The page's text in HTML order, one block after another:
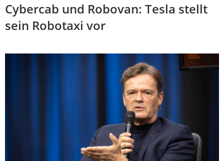
Cybercab und Robovan: Tesla stellt
sein Robotaxi vor